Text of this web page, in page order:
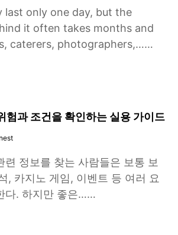
last only one day, but the
it often takes months and
caterers, photographers,……
험과 조건을 확인하는 실용 가이드
련 정보를 찾는 사람들은 보통 보
, 카지노 게임, 이벤트 등 여러 요
다. 하지만 좋은……